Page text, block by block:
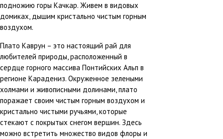
подножию горы Качкар. Живем в видовых
домиках, дышим кристально чистым горным
воздухом.
Плато Каврун – это настоящий рай для
любителей природы, расположенный в
сердце горного массива Понтийских Альп в
регионе Карадениз. Окруженное зелеными
холмами и живописными долинами, плато
поражает своим чистым горным воздухом и
кристально чистыми ручьями, которые
стекают с покрытых снегом вершин. Здесь
можно встретить множество видов флоры и